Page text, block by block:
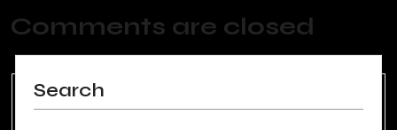
Comments are closed
Search